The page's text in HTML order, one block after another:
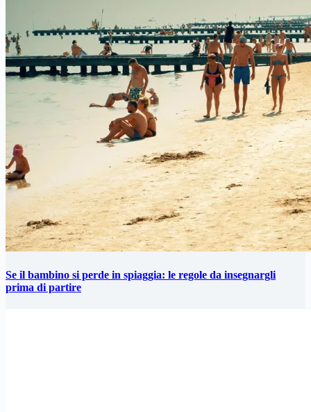
Se il bambino si perde in spiaggia: le regole da insegnargli
prima di partire